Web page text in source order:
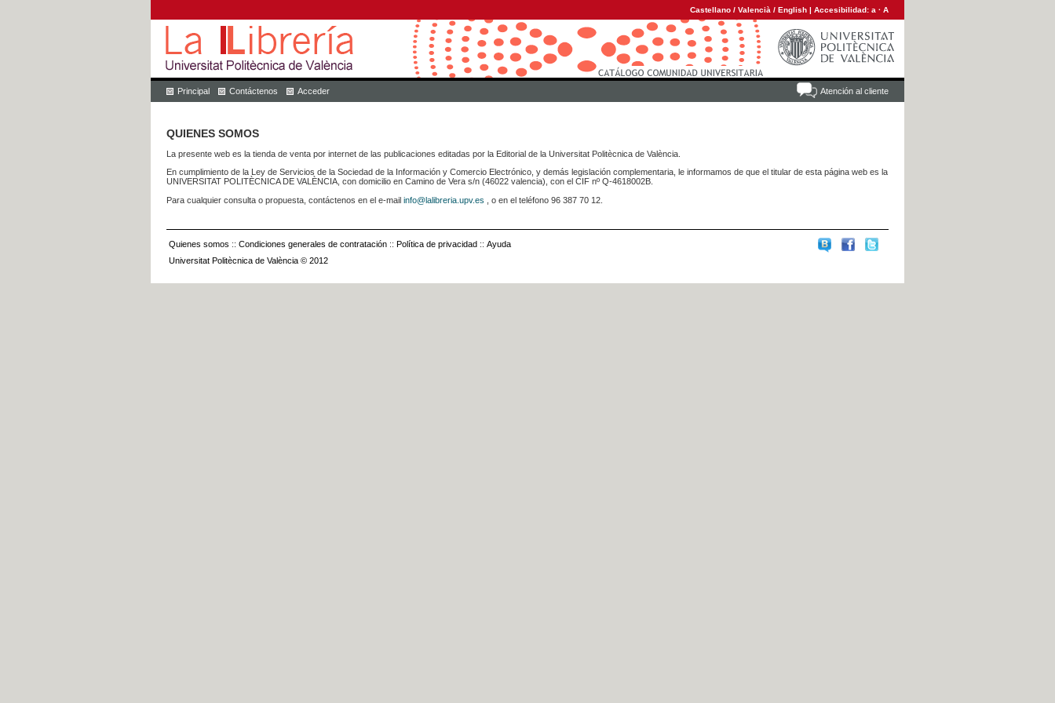
Castellano / Valencià / English | Accesibilidad: a · A
Atención al cliente
Principal Contáctenos Acceder
QUIENES SOMOS
La presente web es la tienda de venta por internet de las publicaciones editadas por la Editorial de la Universitat Politècnica de València.
En cumplimiento de la Ley de Servicios de la Sociedad de la Información y Comercio Electrónico, y demás legislación complementaria, le informamos de que el titular de esta página web es la
UNIVERSITAT POLITÈCNICA DE VALÈNCIA, con domicilio en Camino de Vera s/n (46022 valencia), con el CIF nº Q-4618002B.
Para cualquier consulta o propuesta, contáctenos en el e-mail info@lalibreria.upv.es , o en el teléfono 96 387 70 12.
Quienes somos :: Condiciones generales de contratación :: Política de privacidad :: Ayuda
Universitat Politècnica de València © 2012